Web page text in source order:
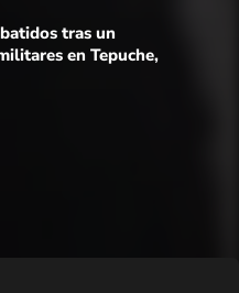
tras un
en Tepuche,